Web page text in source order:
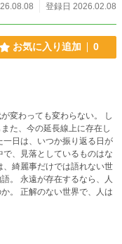
登録日 2026.02.08
お気に入り追加 0
変わっても変わらない。 し
た、今の延長線上に存在し
日は、いつか振り返る日が
、見落としているものはな
綺麗事だけでは語れない世
。 永遠が存在するなら、人
。 正解のない世界で、人は